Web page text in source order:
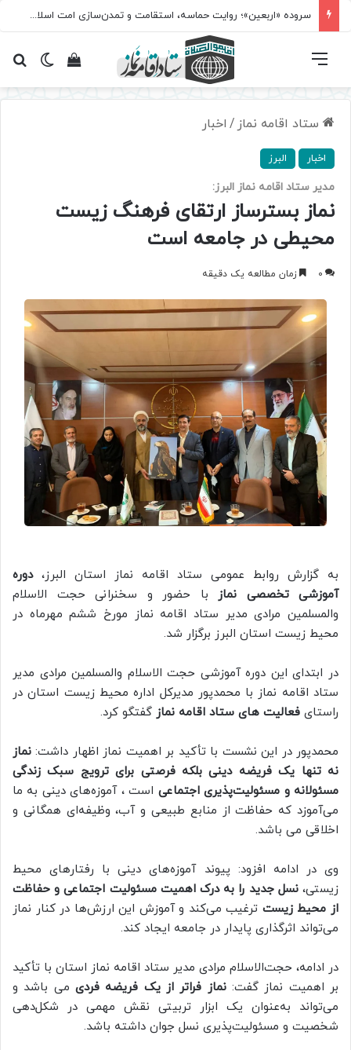
سروده‌ «اربعین»؛ روایت حماسه، استقامت و تمدن‌سازی امت اسلامی
تغییرمشاهده فهرست
ستاد اقامه نماز / اخبار
اخبار البرز
مدیر ستاد اقامه نماز البرز:
نماز بسترساز ارتقای فرهنگ زیست‌
محیطی در جامعه است
0 زمان مطالعه یک دقیقه
به گزارش روابط عمومی ستاد اقامه نماز استان البرز،دوره
آموزشی تخصصی نماز
با حضور و سخنرانی حجت الاسلام
والمسلمین مرادی مدیر ستاد اقامه نماز مورخ ششم مهرماه در
محیط زیست استان البرز برگزار شد.
در ابتدای این دوره آموزشی حجت الاسلام والمسلمین مرادی مدیر
ستاد اقامه نماز با محمدپور مدیرکل اداره محیط زیست استان در
راستای فعالیت های ستاد اقامه نماز گفتگو کرد.
محمدپور در این نشست با تأکید بر اهمیت نماز اظهار داشت:نماز
نه تنها یک فریضه دینی بلکه فرصتی برای ترویج سبک زندگی
مسئولانه و مسئولیت‌پذیری اجتماعی است ، آموزه‌های دینی به ما
می‌آموزد که حفاظت از منابع طبیعی و آب، وظیفه‌ای همگانی و
اخلاقی می باشد.
وی در ادامه افزود: پیوند آموزه‌های دینی با رفتارهای محیط
زیستی، نسل جدید را به درک اهمیت مسئولیت اجتماعی و حفاظت
از محیط زیست ترغیب می‌کند و آموزش این ارزش‌ها در کنار نماز
می‌تواند اثرگذاری پایدار در جامعه ایجاد کند.
در ادامه، حجت‌الاسلام مرادی مدیر ستاد اقامه نماز استان با تأکید
بر اهمیت نماز گفت:نماز فراتر از یک فریضه فردی می باشد و
می‌تواند به‌عنوان یک ابزار تربیتی نقش مهمی در شکل‌دهی
شخصیت و مسئولیت‌پذیری نسل جوان داشته باشد.